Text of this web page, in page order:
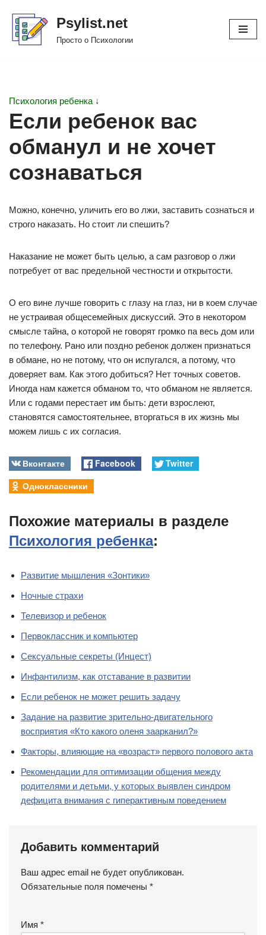
Перейти
Psylist.net
Просто о Психологии
Психология ребенка ↓
Если ребенок вас
обманул и не хочет
сознаваться
Можно, конечно, уличить его во лжи, заставить сознаться и
строго наказать. Но стоит ли спешить?
Наказание не может быть целью, а сам разговор о лжи
потребует от вас предельной честности и открытости.
О его вине лучше говорить с глазу на глаз, ни в коем случае
не устраивая общесемейных дискуссий. Это в некотором
смысле тайна, о которой не говорят громко па весь дом или
по телефону. Рано или поздно ребенок должен признаться
в обмане, но не потому, что он испугался, а потому, что
доверяет вам. Как этого добиться? Нет точных советов.
Иногда нам кажется обманом то, что обманом не является.
Или с годами перестает им быть: дети взрослеют,
становятся самостоятельнее, вторгаться в их жизнь мы
можем лишь с их согласия.
Вконтакте Facebook
Twitter
Одноклассники
Похожие материалы в разделе
Психология ребенка:
Развитие мышления «Зонтики»
Ночные страхи
Телевизор и ребенок
Первоклассник и компьютер
Сексуальные секреты (Инцест)
Инфантилизм, как отставание в развитии
Если ребенок не может решить задачу
Задание на развитие зрительно-двигательного
восприятия «Кто какого оленя заарканил?»
Факторы, влияющие на «возраст» первого полового акта
Рекомендации для оптимизации общения между
родителями и детьми, у которых выявлен синдром
дефицита внимания с гиперактивным поведением
Добавить комментарий
Ваш адрес email не будет опубликован.
Обязательные поля помечены *
Имя *